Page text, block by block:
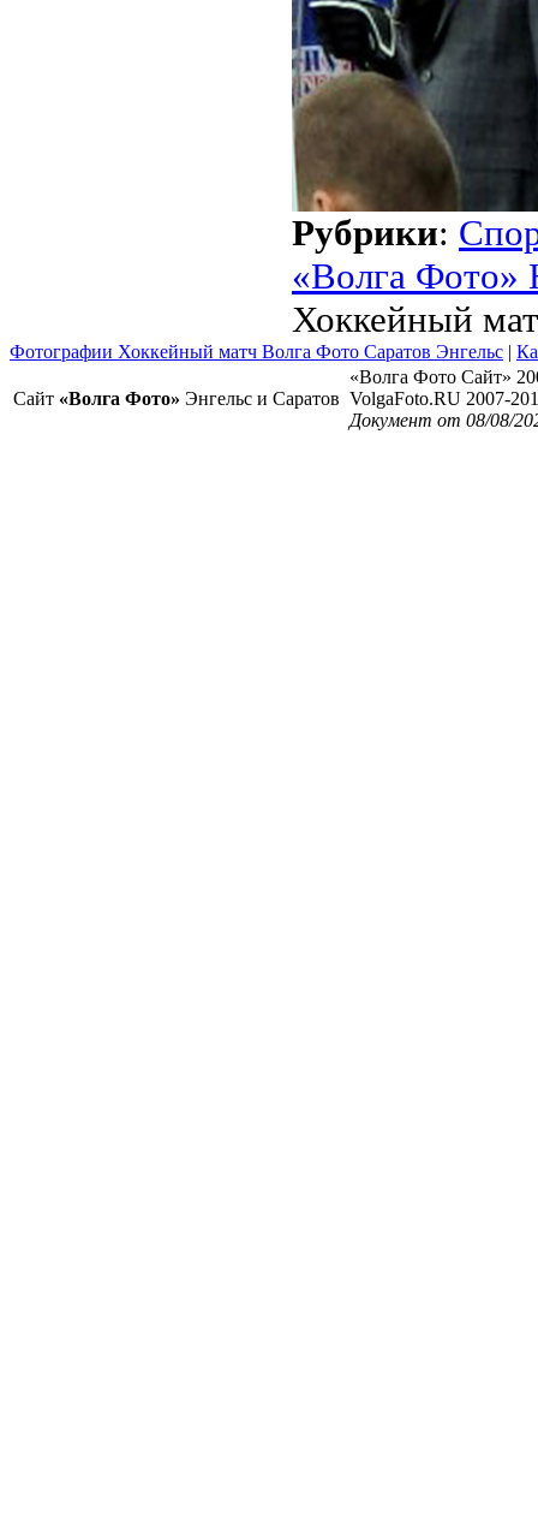
Рубрики:
«Волга Фото»
Хоккейный
Фотографии Хоккейный матч Волга Фото Саратов Энгельс |
Сайт «Волга Фото» Энгельс и Саратов
«Волга Фото Сайт»
VolgaFoto.RU 2007-
Документ от 08/08/